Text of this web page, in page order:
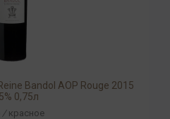
Bandol AOP Rouge 2015
0,75л
/ красное